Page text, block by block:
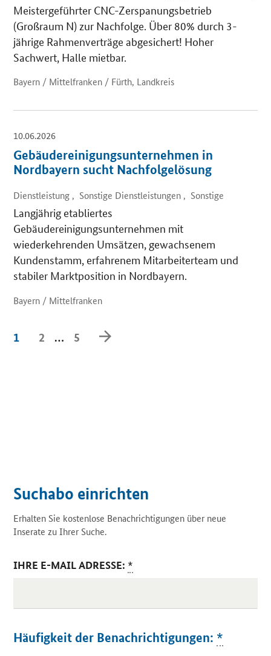
Meistergeführter CNC-Zerspanungsbetrieb
(Großraum N) zur Nachfolge. Über 80% durch 3-
jährige Rahmenverträge abgesichert! Hoher
Sachwert, Halle mietbar.
Bayern / Mittelfranken / Fürth, Landkreis
10.06.2026
Gebäudereinigungsunternehmen in
Nordbayern sucht Nachfolgelösung
Dienstleistung , Sonstige Dienstleistungen , Sonstige
Langjährig etabliertes
Gebäudereinigungsunternehmen mit
wiederkehrenden Umsätzen, gewachsenem
Kundenstamm, erfahrenem Mitarbeiterteam und
stabiler Marktposition in Nordbayern.
Bayern / Mittelfranken
1 2 … 5 Weiter
Suchabo einrichten
Erhalten Sie kostenlose Benachrichtigungen über neue
Inserate zu Ihrer Suche.
IHRE E-MAIL ADRESSE: *
Häufigkeit der Benachrichtigungen: *